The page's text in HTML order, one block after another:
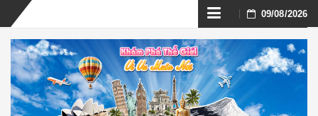
Skip
to
content
09/08/2026